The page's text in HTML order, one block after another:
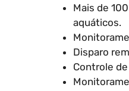
Mais de
aquáticos.
Disparo
Controle